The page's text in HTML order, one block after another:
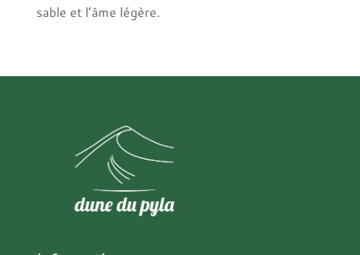
sable et l’âme légère.